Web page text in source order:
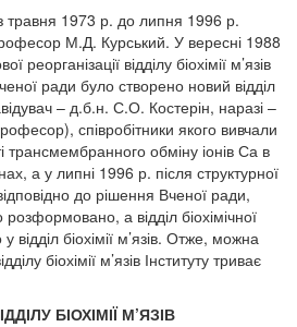
травня 1973 р. до липня 1996 р.
М.Д. Курський. У вересні 1988
реорганізації відділу біохімії м’язів
ради було створено новий відділ
– д.б.н. С.О. Костерін, наразі –
співробітники якого вивчали
трансмембранного обміну іонів Са в
а у липні 1996 р. після структурної
до рішення Вченої ради,
розформовано, а відділ біохімічної
відділ біохімії м’язів. Отже, можна
біохімії м’язів Інституту триває
БІОХІМІЇ М’ЯЗІВ